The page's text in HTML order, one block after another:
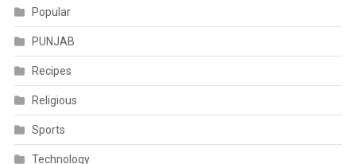
Popular
PUNJAB
Recipes
Religious
Sports
Technology